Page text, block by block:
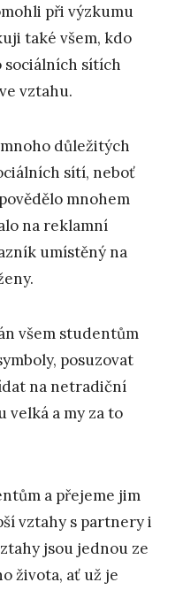
při výzkumu
také všem, kdo
sociálních sítích
vztahu.
důležitých
sítí, neboť
mnohem
na reklamní
umístěný na
všem studentům
posuzovat
na netradiční
velká a my za to
a přejeme jim
vztahy s partnery i
jsou jednou ze
života, ať už je